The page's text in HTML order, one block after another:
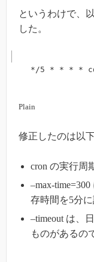
というわけで、
した。
*/5 * * * * cd
Plain
修正したのは以
cron の実行周
–max-
存時間を5分
–timeout は、
ものがあるの